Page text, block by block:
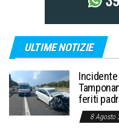
ULTIME NOTIZIE
Incidente
feriti
8 Agosto